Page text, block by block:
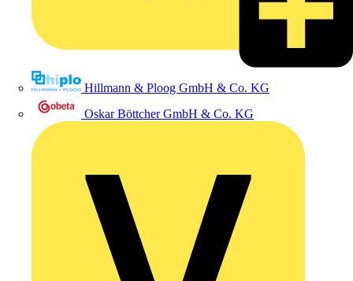
Hillmann & Ploog GmbH & Co. KG
Oskar Böttcher GmbH & Co. KG